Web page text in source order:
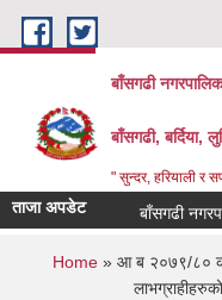
Skip to main content
बाँसगढी
बाँसगढी, बर्दिया,
" सुन्दर, हरियाली र
ताजा अपडेट बाँसगढी
You are here
Home » आ ब २०७९/८० को